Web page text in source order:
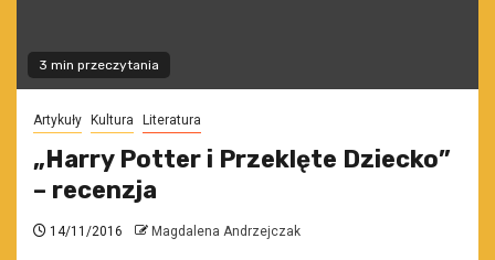
3 min przeczytania
Artykuły Kultura Literatura
„Harry Potter i Przeklęte Dziecko”
– recenzja
14/11/2016 Magdalena Andrzejczak